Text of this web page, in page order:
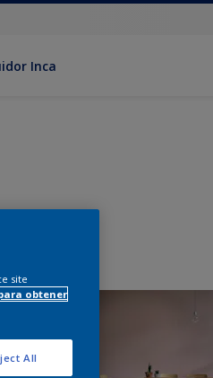
Inca
site
obtener
All